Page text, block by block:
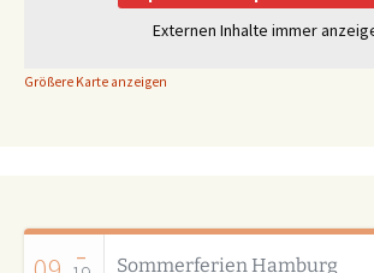
Externen Inhalte immer
Größere Karte anzeigen
– Sommerferien Hamburg